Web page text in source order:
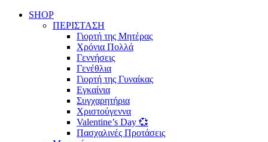
SHOP
ΠΕΡΙΣΤΑΣΗ
Γιορτή της Μητέρας
Χρόνια Πολλά
Γεννήσεις
Γενέθλια
Γιορτή της Γυναίκας
Εγκαίνια
Συγχαρητήρια
Χριστούγεννα
Valentine’s Day 💞
Πασχαλινές Προτάσεις